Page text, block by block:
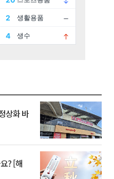
상화 바
? [해